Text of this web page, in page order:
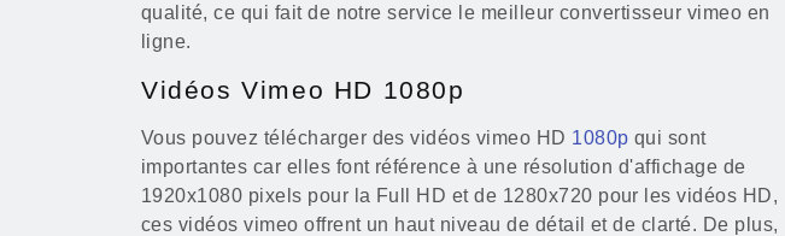
qualité, ce qui fait de notre service le meilleur convertisseur vimeo en
ligne.
Vidéos Vimeo HD 1080p
Vous pouvez télécharger des vidéos vimeo HD 1080p qui sont
importantes car elles font référence à une résolution d'affichage de
1920x1080 pixels pour la Full HD et de 1280x720 pour les vidéos HD,
ces vidéos vimeo offrent un haut niveau de détail et de clarté. De plus,